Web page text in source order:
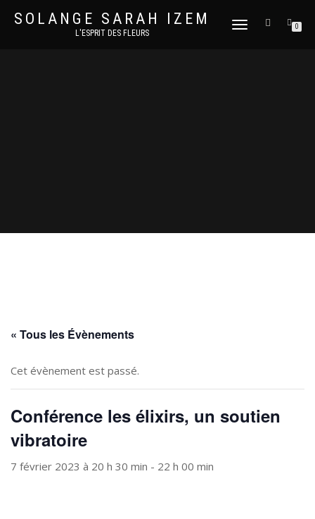
SOLANGE SARAH IZEM
L'ESPRIT DES FLEURS
DÉPLIER
0
« Tous les Évènements
Cet évènement est passé.
Conférence les élixirs, un soutien
vibratoire
7 février 2023 à 20 h 30 min - 22 h 00 min